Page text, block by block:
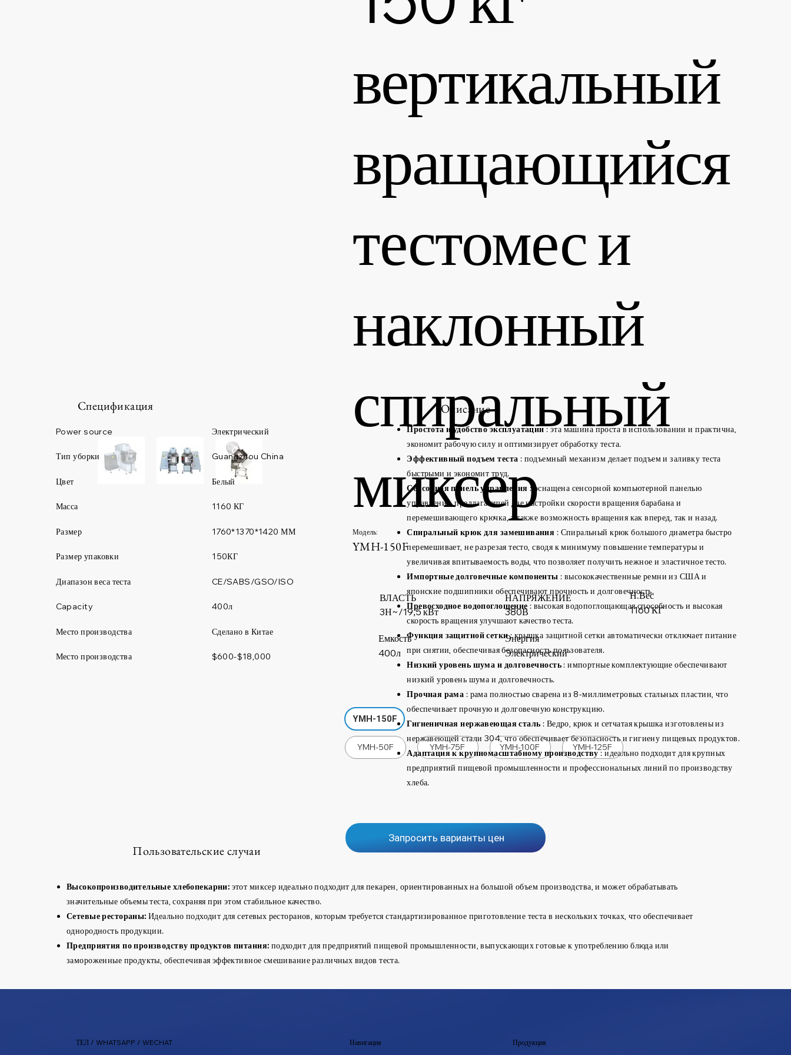
вертикальный
вращающийся
тестомес и
наклонный
спиральный
миксер
Модель:
YMH-150F
ВЛАСТЬ
3Н~/19,5 кВт
380В
НАПРЯЖЕНИЕ
1160 КГ
Н.Вес
400л
Емкость
Электрический
Энергия
YMH-150F
YMH-50F YMH-75F YMH-100F YMH-125F
Запросить варианты цен
Power source Электрический
Тип уборки
Масса
Цвет Белый
1760*1370*1420 ММ
Размер упаковки
Размер
Capacity
Диапазон веса теста CE/SABS/GSO/ISO
Сделано в Китае
Место производства
Место производства
Guangzhou China
1160 КГ
150КГ
400л
$600-$18,000
Спецификация
Простота и удобство эксплуатации: эта машина проста в использовании и практична,
экономит рабочую силу и оптимизирует обработку теста.
Эффективный подъем теста : подъемный механизм делает подъем и заливку теста
быстрыми и экономит труд.
Сенсорная панель управления : оснащена сенсорной компьютерной панелью
управления, предлагающей две настройки скорости вращения барабана и
перемешивающего крючка, а также возможность вращения как вперед, так и назад.
Спиральный крюк для замешивания : Спиральный крюк большого диаметра быстро
перемешивает, не разрезая тесто, сводя к минимуму повышение температуры и
увеличивая впитываемость воды, что позволяет получить нежное и эластичное тесто.
Импортные долговечные компоненты : высококачественные ремни из США и
японские подшипники обеспечивают прочность и долговечность.
Превосходное водопоглощение : высокая водопоглощающая способность и высокая
скорость вращения улучшают качество теста.
Функция защитной сетки: крышка защитной сетки автоматически отключает питание
при снятии, обеспечивая безопасность пользователя.
Низкий уровень шума и долговечность: импортные комплектующие обеспечивают
низкий уровень шума и долговечность.
Прочная рама : рама полностью сварена из 8-миллиметровых стальных пластин, что
обеспечивает прочную и долговечную конструкцию.
Гигиеничная нержавеющая сталь : Ведро, крюк и сетчатая крышка изготовлены из
нержавеющей стали 304, что обеспечивает безопасность и гигиену пищевых продуктов.
Адаптация к крупномасштабному производству: идеально подходит для крупных
предприятий пищевой промышленности и профессиональных линий по производству
хлеба.
Описание
Пользовательские случаи
Высокопроизводительные хлебопекарни: этот миксер идеально подходит для пекарен, ориентированных на большой объем производства, и может обрабатывать
значительные объемы теста, сохраняя при этом стабильное качество.
Сетевые рестораны: Идеально подходит для сетевых ресторанов, которым требуется стандартизированное приготовление теста в нескольких точках, что обеспечивает
однородность продукции.
Предприятия по производству продуктов питания: подходит для предприятий пищевой промышленности, выпускающих готовые к употреблению блюда или
замороженные продукты, обеспечивая эффективное смешивание различных видов теста.
ТЕЛ / WHATSAPP / WECHAT Навигация Продукция